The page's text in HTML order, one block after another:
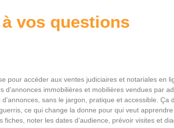
vos questions
pour accéder aux ventes judiciaires et notariales en
d’annonces immobilières et mobilières vendues par
sans le jargon, pratique et accessible. Ça
ce qui change la donne pour qui veut
noter les dates d’audience, prévoir visites et